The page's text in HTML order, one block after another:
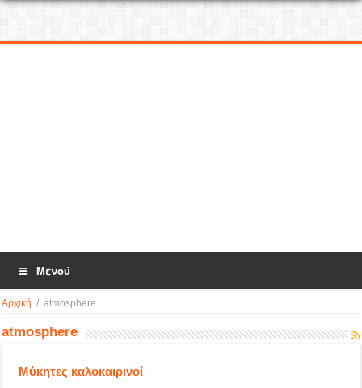
Μενού
Αρχική / atmosphere
atmosphere
Μύκητες καλοκαιρινοί